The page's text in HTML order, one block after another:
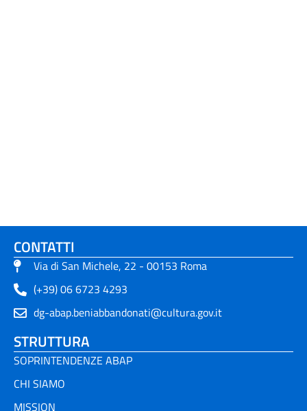
CONTATTI
Via di San Michele, 22 - 00153 Roma
(+39) 06 6723 4293
dg-abap.beniabbandonati@cultura.gov.it
STRUTTURA
SOPRINTENDENZE ABAP
CHI SIAMO
MISSION